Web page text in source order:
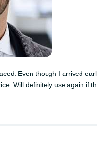
LTE
Even though I arrived
Will definitely use again if